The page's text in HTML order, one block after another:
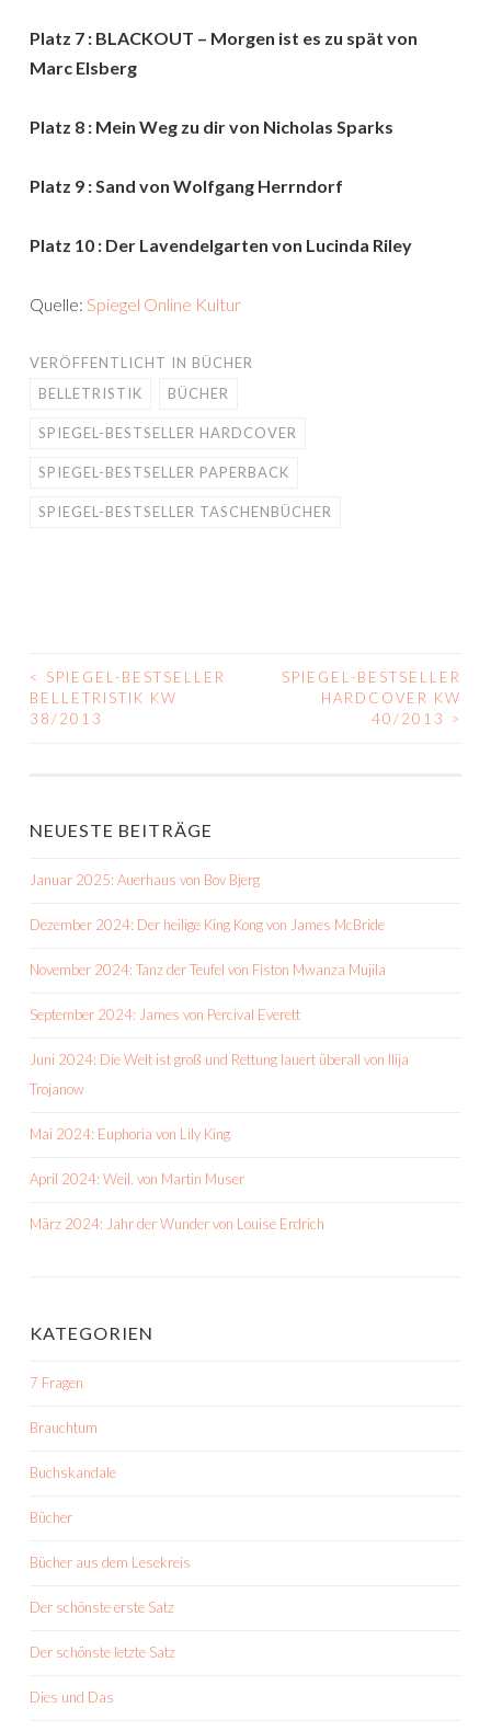
Platz 7 : BLACKOUT – Morgen ist es zu spät von
Marc Elsberg
Platz 8 : Mein Weg zu dir von Nicholas Sparks
Platz 9 : Sand von Wolfgang Herrndorf
Platz 10 : Der Lavendelgarten von Lucinda Riley
Quelle: Spiegel Online Kultur
VERÖFFENTLICHT IN BÜCHER
BELLETRISTIK
BÜCHER
SPIEGEL-BESTSELLER HARDCOVER
SPIEGEL-BESTSELLER PAPERBACK
SPIEGEL-BESTSELLER TASCHENBÜCHER
BEITRAGS-
NAVIGATION
<
SPIEGEL-BESTSELLER
BELLETRISTIK KW
38/2013
SPIEGEL-BESTSELLER
HARDCOVER KW
40/2013
>
NEUESTE BEITRÄGE
Januar 2025: Auerhaus von Bov Bjerg
Dezember 2024: Der heilige King Kong von James McBride
November 2024: Tanz der Teufel von Fiston Mwanza Mujila
September 2024: James von Percival Everett
Juni 2024: Die Welt ist groß und Rettung lauert überall von Ilija
Trojanow
Mai 2024: Euphoria von Lily King
April 2024: Weil. von Martin Muser
März 2024: Jahr der Wunder von Louise Erdrich
KATEGORIEN
7 Fragen
Brauchtum
Buchskandale
Bücher
Bücher aus dem Lesekreis
Der schönste erste Satz
Der schönste letzte Satz
Dies und Das